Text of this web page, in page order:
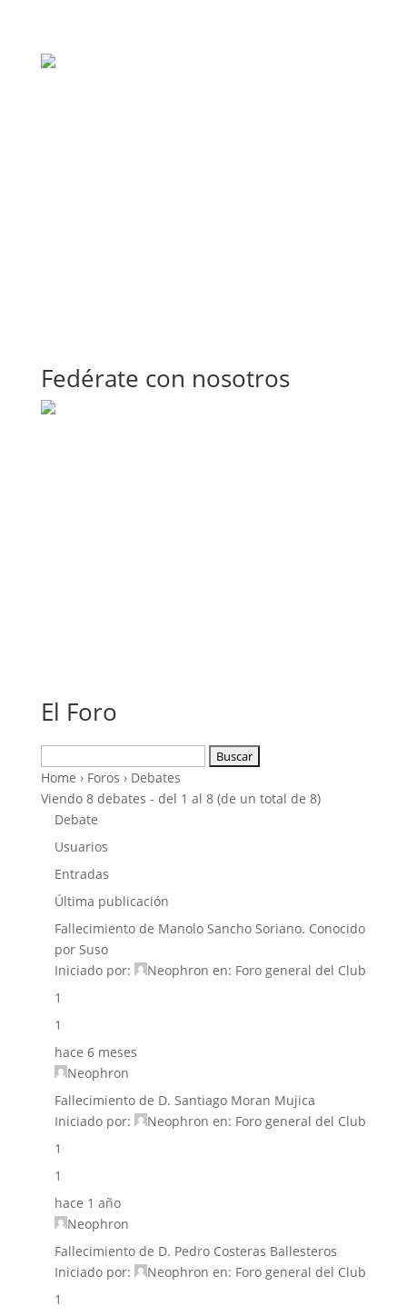
Fedérate con nosotros
El Foro
Home › Foros › Debates
Viendo 8 debates - del 1 al 8 (de un total de 8)
Debate
Usuarios
Entradas
Última publicación
Fallecimiento de Manolo Sancho Soriano. Conocido
por Suso
Iniciado por:
Neophron en: Foro general del Club
1
1
hace 6 meses
Neophron
Fallecimiento de D. Santiago Moran Mujica
Iniciado por:
Neophron en: Foro general del Club
1
1
hace 1 año
Neophron
Fallecimiento de D. Pedro Costeras Ballesteros
Iniciado por:
Neophron en: Foro general del Club
1